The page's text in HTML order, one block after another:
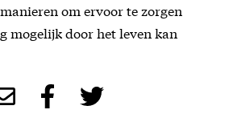
om ervoor te zorgen
mogelijk door het leven kan